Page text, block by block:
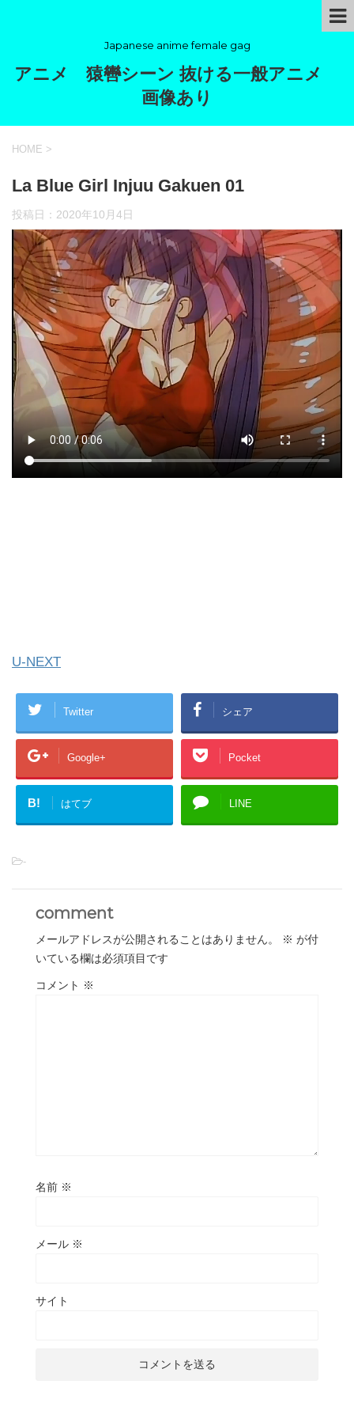
Japanese anime female gag
アニメ 猿轡シーン 抜ける一般アニメ
画像あり
HOME >
La Blue Girl Injuu Gakuen 01
投稿日： 2020年10月4日
U-NEXT
Twitter シェア
Google+ Pocket
B! はてブ LINE
-
comment
メールアドレスが公開されることはありません。 ※ が付
いている欄は必須項目です
コメント ※
名前 ※
メール ※
サイト